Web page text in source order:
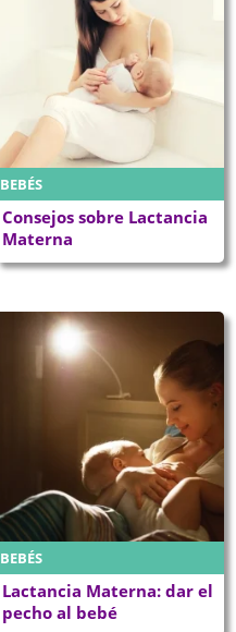
BEBÉS
Consejos sobre Lactancia
Materna
BEBÉS
Lactancia Materna: dar el
pecho al bebé